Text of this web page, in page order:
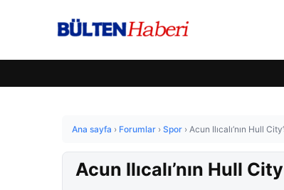
Ana sayfa › Forumlar › Spor › Acun Ilıcalı’nın Hull
Acun Ilıcalı’nın Hull